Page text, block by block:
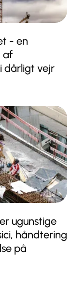
- en
af
dårligt vejr
ugunstige
håndtering
på